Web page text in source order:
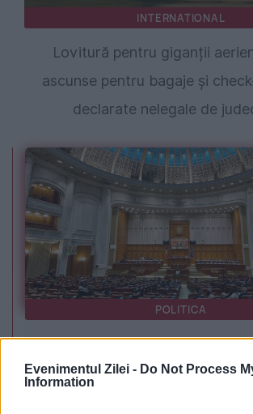
Evenimentul Zilei - Do Not Process
Information
INTERNATIONAL
Lovitură pentru giganții
ascunse pentru bagaje și
declarate nelegale de
POLITICA
Sorin Grindeanu:
pierderea a 5,8 miliarde de euro